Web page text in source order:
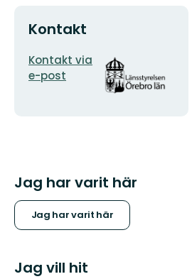
Kontakt
E-
postadress
Kontakt via
e-post
Organisationens
logotyp
Jag har varit här
Jag har varit här
Jag vill hit